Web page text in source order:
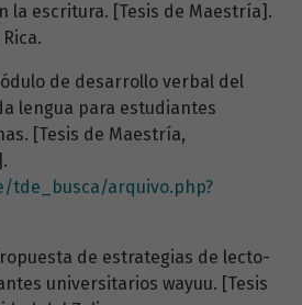
la escritura. [Tesis de Maestría].
de desarrollo verbal del
lengua para estudiantes
[Tesis de Maestría,
tde_busca/arquivo.php?
de estrategias de lecto-
universitarios wayuu. [Tesis